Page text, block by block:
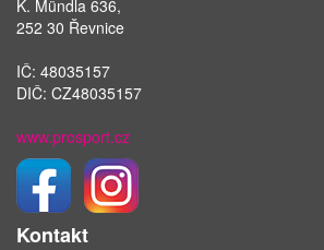
K. Mündla 636,
252 30 Řevnice
IČ: 48035157
DIČ: CZ48035157
www.prosport.cz
Kontakt